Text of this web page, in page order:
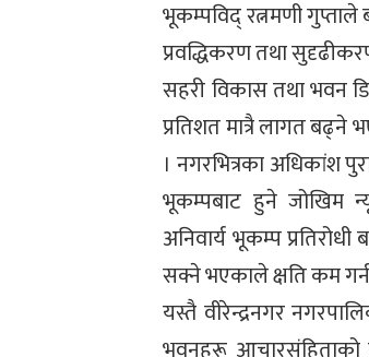
भूकम्पविद् रत्नमणी
प्रवद्धिकरण तथा
सहरी विकास तथा भवन
प्रतिशत मात्रै लागत बढ्ने
। नगरभित्रका अधिकांश
भूकम्पबाट हुने जोखिम
अनिवार्य भूकम्प
सक्ने भएकाले क्षति कम
यस्तै वीरेन्द्रनगर